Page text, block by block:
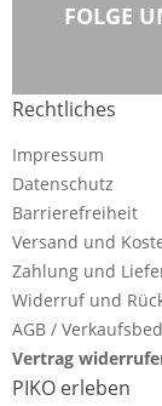
FOLGE
Rechtliches
Impressum
Datenschutz
Barrierefreiheit
Versand und
Zahlung und
Widerruf und
AGB /
Vertrag
PIKO erleben